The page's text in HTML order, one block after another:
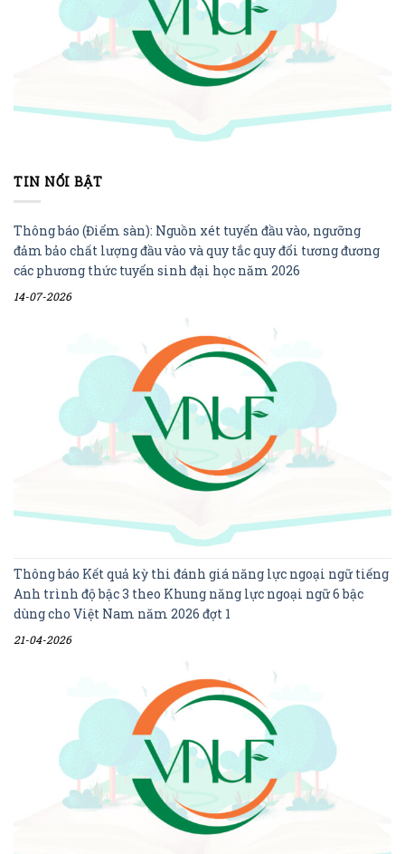
TIN NỔI BẬT
Thông báo (Điểm sàn): Nguồn xét tuyển đầu vào, ngưỡng
đảm bảo chất lượng đầu vào và quy tắc quy đổi tương đương
các phương thức tuyển sinh đại học năm 2026
14-07-2026
Thông báo Kết quả kỳ thi đánh giá năng lực ngoại ngữ tiếng
Anh trình độ bậc 3 theo Khung năng lực ngoại ngữ 6 bậc
dùng cho Việt Nam năm 2026 đợt 1
21-04-2026